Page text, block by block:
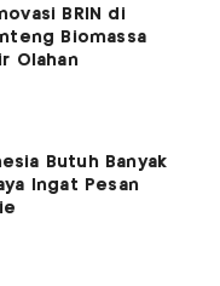
BRIN di
Biomassa
Olahan
Butuh Banyak
Ingat Pesan